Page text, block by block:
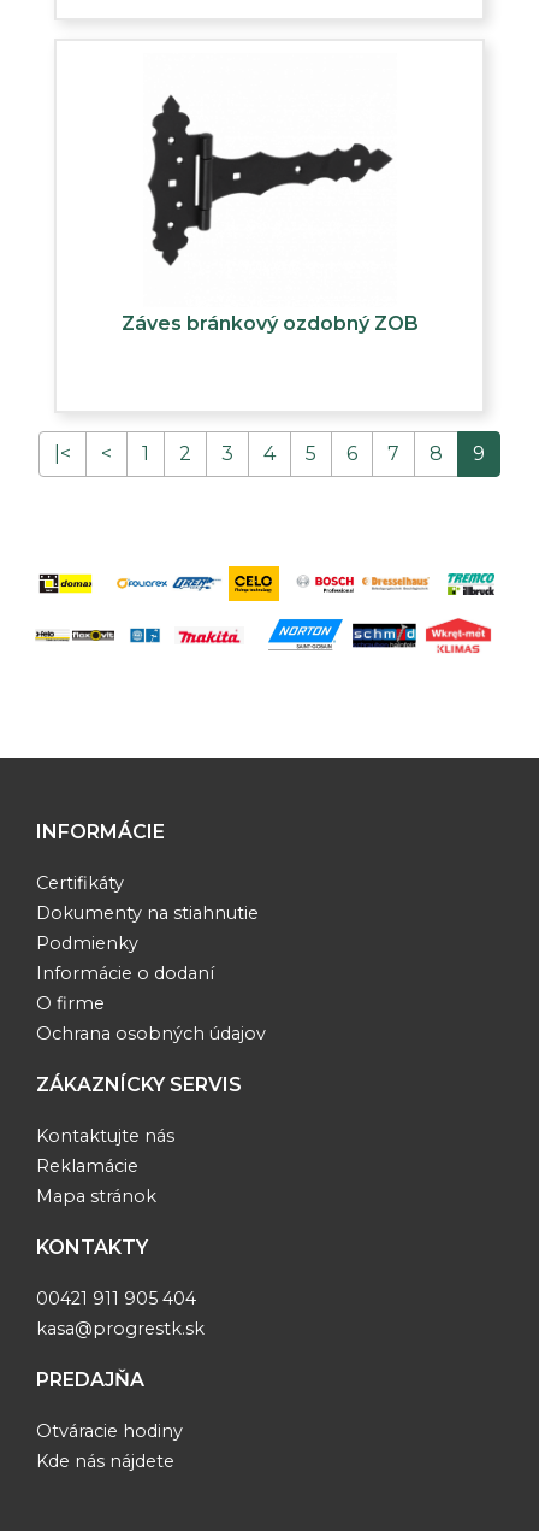
Záves bránkový ozdobný ZOB
|< < 1 2 3 4 5 6 7 8 9
INFORMÁCIE
Certifikáty
Dokumenty na stiahnutie
Podmienky
Informácie o dodaní
O firme
Ochrana osobných údajov
ZÁKAZNÍCKY SERVIS
Kontaktujte nás
Reklamácie
Mapa stránok
KONTAKTY
00421 911 905 404
kasa@progrestk.sk
PREDAJŇA
Otváracie hodiny
Kde nás nájdete